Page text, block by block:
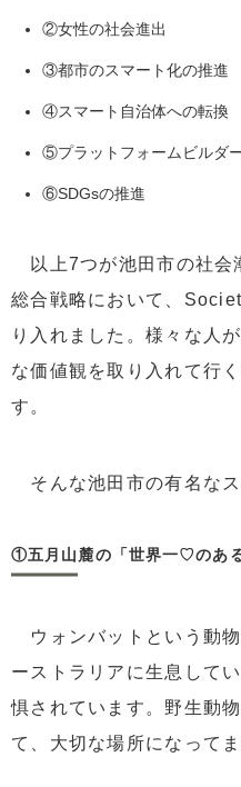
②女性の社会進出
③都市のスマート化の推進
④スマート自治体への転換
⑤プラットフォームビルダ
⑥SDGsの推進
以上7つが池田市の社会
総合戦略において、
り入れました。様々な人
な価値観を取り入れて行
す。
そんな池田市の有名な
①五月山麓の「世界一♡のあ
ウォンバットという動
ーストラリアに生息して
惧されています。野生動
て、大切な場所になってま